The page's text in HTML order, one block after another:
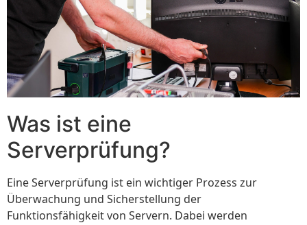
Was ist eine
Serverprüfung?
Eine Serverprüfung ist ein wichtiger Prozess zur
Überwachung und Sicherstellung der
Funktionsfähigkeit von Servern. Dabei werden